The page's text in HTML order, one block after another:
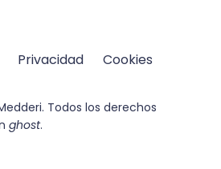
Privacidad Cookies
Todos los derechos
ghost.